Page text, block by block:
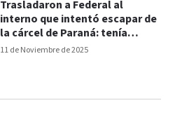
11 de Noviembre de 2025
Trasladaron a Federal al
interno que intentó escapar de
la cárcel de Paraná: tenía
antecedentes de fuga